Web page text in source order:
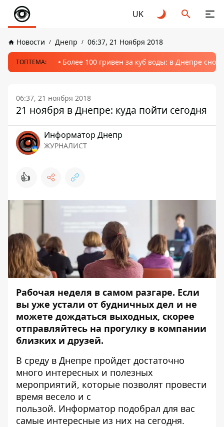
UK
Новости Днепр 06:37, 21 Ноября 2018
ТОПТЕМА: Более 100 гривен за куб воды: в Днепре
06:37, 21 ноября 2018
21 ноября в Днепре: куда пойти сегодня
Информатор Днепр
ЖУРНАЛИСТ
👍
Рабочая неделя в самом разгаре. Если
вы уже устали от будничных дел и не
можете дождаться выходных, скорее
отправляйтесь на прогулку в компании
близких и друзей.
В среду в Днепре пройдет достаточно
много интересных и полезных
мероприятий, которые позволят провести
время весело и с
пользой. Информатор подобрал для вас
самые интересные из них на сегодня.